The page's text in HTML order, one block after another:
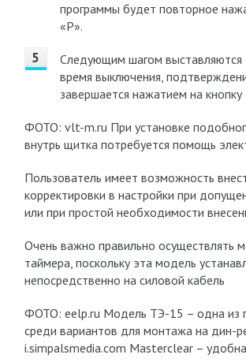
программы будет повторное
«Р».
Следующим шагом выставляются
время выключения,
завершается нажатием на кнопку
ФОТО: vlt-m.ru При установке
внутрь щитка потребуется помощь
Пользователь имеет возможность
корректировки в настройки при
или при простой необходимости
Очень важно правильно осуществлять
таймера, поскольку эта модель
непосредственно на силовой кабель
ФОТО: eelp.ru Модель ТЭ-15 – одна из
среди вариантов для монтажа на дин-
i.simpalsmedia.com Masterclear –